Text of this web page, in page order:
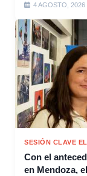
4 AGOSTO, 2026
SESIÓN CLAVE
Con el
en Mendoza,